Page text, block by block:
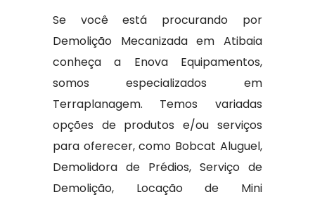
Se você está procurando por
Demolição Mecanizada em Atibaia
conheça a Enova Equipamentos,
somos especializados em
Terraplanagem. Temos variadas
opções de produtos e/ou serviços
para oferecer, como Bobcat Aluguel,
Demolidora de Prédios, Serviço de
Demolição, Locação de Mini